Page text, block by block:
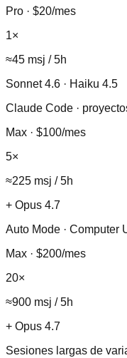
Pro · $20/mes
1×
≈45 msj / 5h
Sonnet 4.6 · Haiku 4.5
Claude Code ·
Max · $100/mes
5×
≈225 msj / 5h
+ Opus 4.7
Auto Mode · Computer
Max · $200/mes
20×
≈900 msj / 5h
+ Opus 4.7
Sesiones largas de